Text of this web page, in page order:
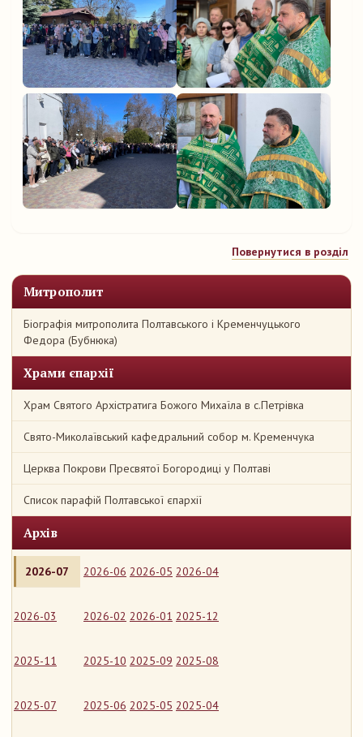
Митрополит
Біографія митрополита Полтавського і Кременчуцького
Федора (Бубнюка)
Храми єпархії
Храм Святого Архістратига Божого Михаїла в с.Петрівка
Свято-Миколаївський кафедральний собор м. Кременчука
Церква Покрови Пресвятої Богородиці у Полтаві
Список парафій Полтавської єпархії
Архів
2026-07 2026-06 2026-05 2026-04
2026-03 2026-02 2026-01 2025-12
2025-11 2025-10 2025-09 2025-08
2025-07 2025-06 2025-05 2025-04
Повернутися в розділ